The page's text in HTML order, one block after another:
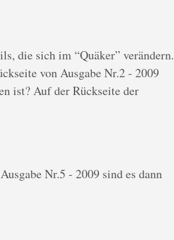
die sich im “Quäker” verändern.
von Ausgabe Nr.2 - 2009
ist? Auf der Rückseite der
Nr.5 - 2009 sind es dann